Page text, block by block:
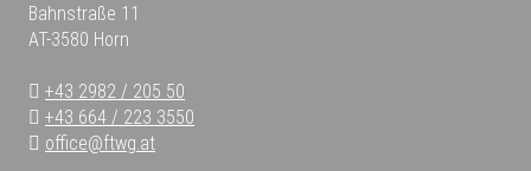
Bahnstraße 11
AT-3580 Horn
+43 2982 / 205 50
+43 664 / 223 3550
office@ftwg.at